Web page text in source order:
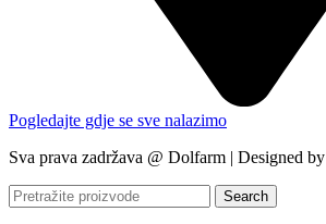
Pogledajte gdje se sve nalazimo
Sva prava zadržava @ Dolfarm | Designed by
Search